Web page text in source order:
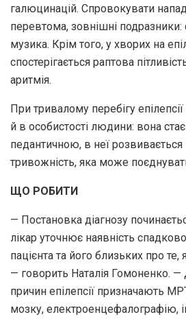
галюцинацій. Спровокувати напад
перевтома, зовнішні подразники:
музика. Крім того, у хворих на
спостерігається раптова
аритмія.
При тривалому перебігу
й в особистості людини: вона
педантичною, в неї
тривожність, яка може
ЩО РОБИТИ
— Постановка діагнозу
лікар уточнює наявність
пацієнта та його близьких про
— говорить Наталія Гомоненко.
причин епілепсії призначають
мозку, електроенцефалографію,